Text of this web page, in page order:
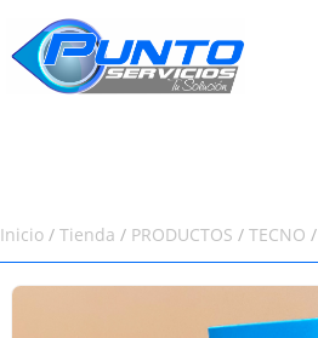
Inicio / Tienda / PRODUCTOS / TECNO /